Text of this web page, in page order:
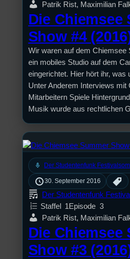
Patrik Rist, Maximilian
Die Chiemsee
Show #4
Wir waren auf dem Chiemsee
ein mobiles Studio auf dem
eingerichtet. Hier hört ihr, was
Unter Anderem Interviews mit
Mitarbeitern Spiele
Musik wurde aus rechtlichen
mic Der Studentenfunk
30. September 2016
Der Studentenfunk
Staffel
1Episode 3
Patrik Rist, Maximilian
Die Chiemsee
Show #3